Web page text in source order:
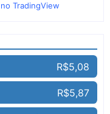
TradingView
R$5,08
R$5,87